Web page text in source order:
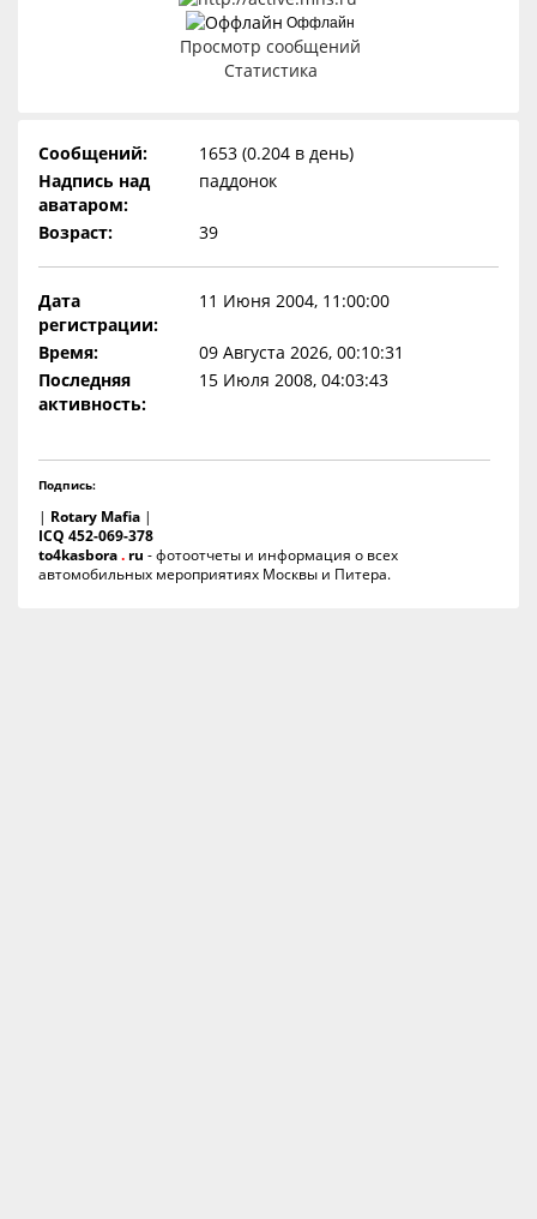
Оффлайн
Просмотр сообщений
Статистика
Сообщений:
1653 (0.204 в день)
Надпись над
аватаром:
паддонок
Возраст: 39
Дата
регистрации:
11 Июня 2004, 11:00:00
Время:
09 Августа 2026, 00:10:31
Последняя
активность:
15 Июля 2008, 04:03:43
Подпись:
| Rotary Mafia|
ICQ 452-069-378
to4kasbora . ru - фотоотчеты и информация о всех
автомобильных мероприятиях Москвы и Питера.